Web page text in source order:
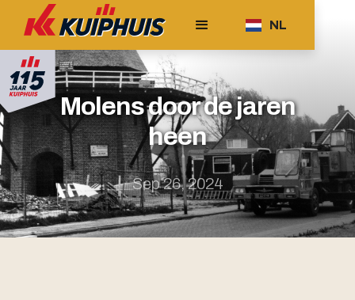
NL
Molens door de jaren
heen
Sep 26, 2024